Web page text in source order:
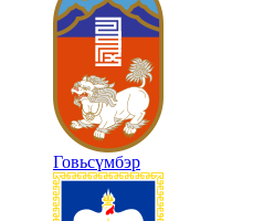
Говьсүмбэр